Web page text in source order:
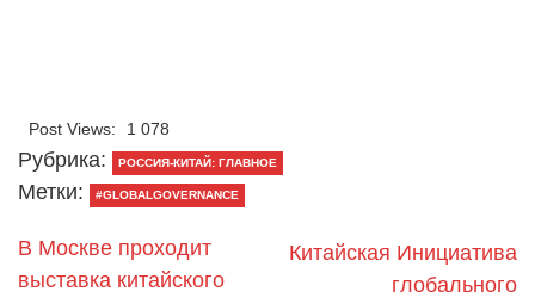
Post Views: 1 078
Рубрика: РОССИЯ-КИТАЙ: ГЛАВНОЕ
Метки: #GLOBALGOVERNANCE
В Москве проходит
выставка китайского
Китайская Инициатива
глобального